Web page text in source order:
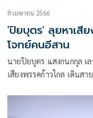
8 เมษายน 2566
'ปิยบุตร' ลุยหาเสี
โจทย์คนอีสาน
นายปิยบุตร แสงกนกกุล เ
เสียงพรรคก้าวไกล เดินส